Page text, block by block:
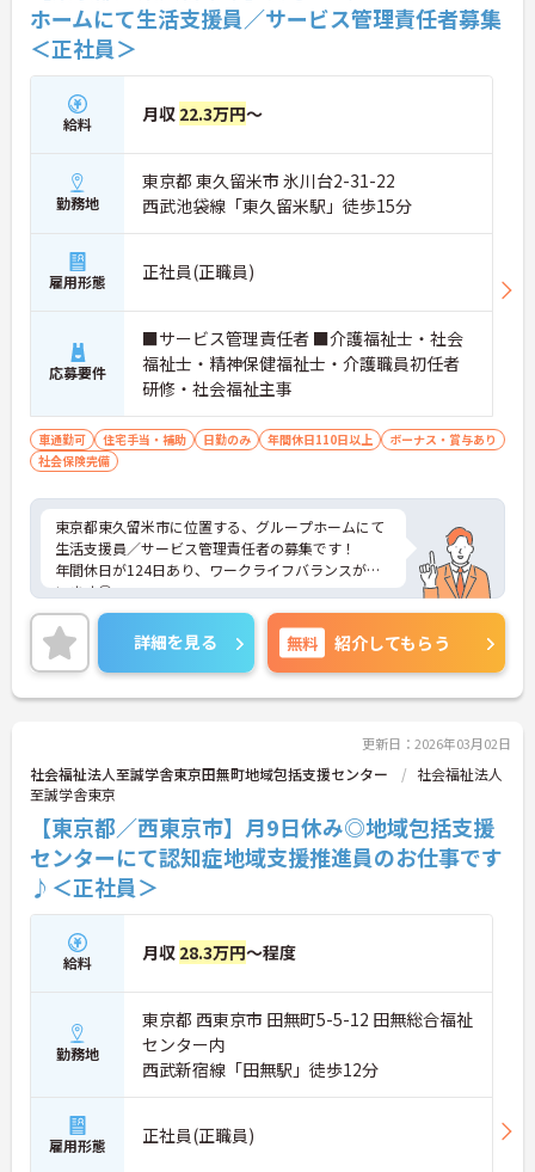
ホームにて生活支援員／サービス管理責任者募集
＜正社員＞
給料 月収 22.3万円～
勤務地
東京都 東久留米市 氷川台2-31-22
西武池袋線「東久留米駅」徒歩15分
雇用形態 正社員(正職員)
応募要件
■サービス管理責任者 ■介護福祉士・社会
福祉士・精神保健福祉士・介護職員初任者
研修・社会福祉主事
車通勤可 住宅手当・補助 日勤のみ 年間休日110日以上
ボーナス・賞与あり
社会保険完備
東京都東久留米市に位置する、グループホームにて
生活支援員／サービス管理責任者の募集です！
年間休日が124日あり、ワークライフバランスが叶
います◎
また、賞与4.5ヵ月の支給実績があるため、給与面も
安心です☆
さらに、住宅手当がある為、生活面の負担を軽減
し、安心して長く勤務していただけます♪
マイカー通勤も可能なので通勤らくらくです◎
に詳細をお話しいたしますのでお気軽にご相談くだ
さい！
詳細を見る 無料 紹介してもらう
更新日：2026年03月02日
社会福祉法人至誠学舎東京田無町地域包括支援センター
社会福祉法人
至誠学舎東京
【東京都／西東京市】月9日休み◎地域包括支援
センターにて認知症地域支援推進員のお仕事です
♪＜正社員＞
給料 月収 28.3万円～程度
勤務地
東京都 西東京市 田無町5-5-12 田無総合福祉
センター内
西武新宿線「田無駅」徒歩12分
雇用形態 正社員(正職員)